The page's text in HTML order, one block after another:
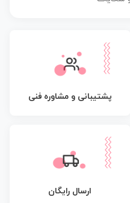
پشتیبانی و مشاوره فنی
ارسال رایگان